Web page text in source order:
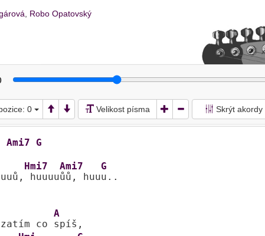
Robo Opatovský
0 Velikost písma Skrýt akordy
Ami7 G
Hmi7
huuuu
Ami7
ůů, huu
G
u..
co
A
spíš,